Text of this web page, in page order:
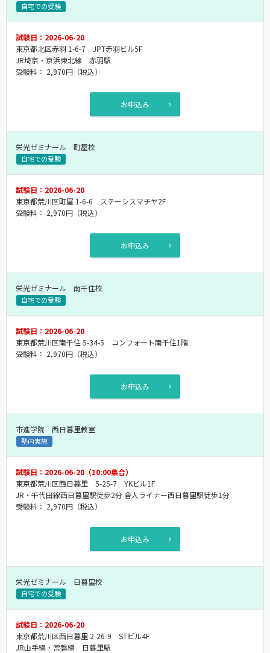
自宅での受験
試験日：2026-06-20
東京都北区赤羽 1-6-7 JPT赤羽ビル5F
JR埼京・京浜東北線 赤羽駅
受験料： 2,970円 （税込）
お申込み
栄光ゼミナール 町屋校
自宅での受験
試験日：2026-06-20
東京都荒川区町屋 1-6-6 ステーシスマチヤ2F
受験料： 2,970円 （税込）
お申込み
栄光ゼミナール 南千住校
自宅での受験
試験日：2026-06-20
東京都荒川区南千住 5-34-5 コンフォート南千住1階
受験料： 2,970円 （税込）
お申込み
市進学院 西日暮里教室
塾内実施
試験日：2026-06-20（10:00集合）
東京都荒川区西日暮里 5-25-7 YKビル1F
JR・千代田線西日暮里駅徒歩2分 舎人ライナー西日暮里駅徒歩1分
受験料： 2,970円 （税込）
お申込み
栄光ゼミナール 日暮里校
自宅での受験
試験日：2026-06-20
東京都荒川区西日暮里 2-26-9 STビル4F
JR山手線・常磐線 日暮里駅